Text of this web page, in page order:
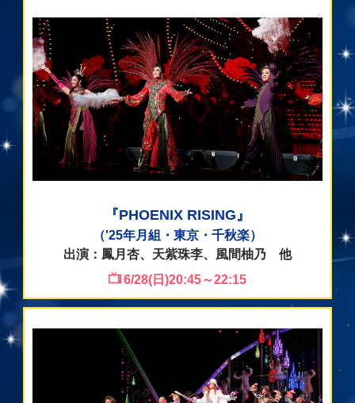
『PHOENIX RISING』
（'25年月組・東京・千秋楽）
出演：鳳月杏、天紫珠李、風間柚乃 他
6/28(日)20:45～22:15